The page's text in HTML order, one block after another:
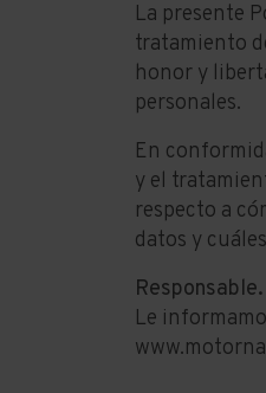
La presente
tratamiento
honor y
personales.
En
y el
respecto a
datos y
Le